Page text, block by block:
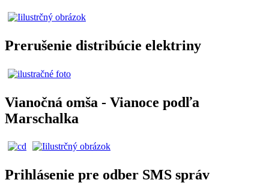
Prerušenie distribúcie elektriny
Vianočná omša - Vianoce podľa
Marschalka
Prihlásenie pre odber SMS správ